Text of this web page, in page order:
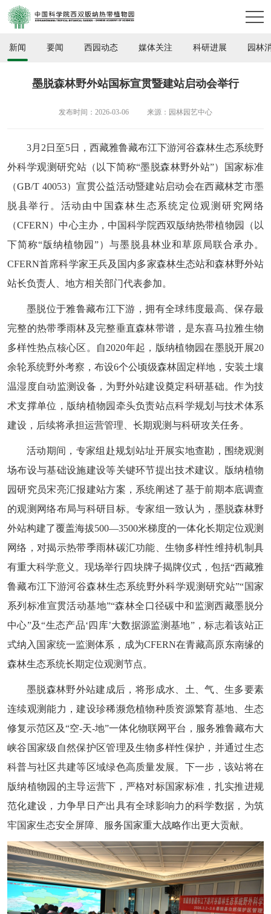
新闻 要闻 西园动态 媒体关注 科研进展 园林
墨脱森林野外站国标宣贯暨建站启动会举行
发布时间：2026-03-06 来源：园林园艺中心
3月2日至5日，西藏雅鲁藏布江下游河谷森林生态系统野
外科学观测研究站（以下简称“墨脱森林野外站”）国家标准
（GB/T 40053）宣贯公益活动暨建站启动会在西藏林芝市墨
脱县举行。活动由中国森林生态系统定位观测研究网络
（CFERN）中心主办，中国科学院西双版纳热带植物园（以
下简称“版纳植物园”）与墨脱县林业和草原局联合承办。
CFERN首席科学家王兵及国内多家森林生态站和森林野外站
站长负责人、地方相关部门代表参加。
墨脱位于雅鲁藏布江下游，拥有全球纬度最高、保存最
完整的热带季雨林及完整垂直森林带谱，是东喜马拉雅生物
多样性热点核心区。自2020年起，版纳植物园在墨脱开展20
余轮系统野外考察，布设6个公顷级森林固定样地，安装土壤
温湿度自动监测设备，为野外站建设奠定科研基础。作为技
术支撑单位，版纳植物园牵头负责站点科学规划与技术体系
建设，后续将承担运营管理、长期观测与科研攻关任务。
活动期间，专家组赴规划站址开展实地查勘，围绕观测
场布设与基础设施建设等关键环节提出技术建议。版纳植物
园研究员宋亮汇报建站方案，系统阐述了基于前期本底调查
的观测网络布局与科研目标。专家组一致认为，墨脱森林野
外站构建了覆盖海拔500—3500米梯度的一体化长期定位观测
网络，对揭示热带季雨林碳汇功能、生物多样性维持机制具
有重大科学意义。现场举行四块牌子揭牌仪式，包括“西藏雅
鲁藏布江下游河谷森林生态系统野外科学观测研究站”“国家
系列标准宣贯活动基地”“森林全口径碳中和监测西藏墨脱分
中心”及“生态产品‘四库’大数据源监测基地”，标志着该站正
式纳入国家统一监测体系，成为CFERN在青藏高原东南缘的
森林生态系统长期定位观测节点。
墨脱森林野外站建成后，将形成水、土、气、生多要素
连续观测能力，建设珍稀濒危植物种质资源繁育基地、生态
修复示范区及“空-天-地”一体化物联网平台，服务雅鲁藏布大
峡谷国家级自然保护区管理及生物多样性保护，并通过生态
科普与社区共建等区域绿色高质量发展。下一步，该站将在
版纳植物园的主导运营下，严格对标国家标准，扎实推进规
范化建设，力争早日产出具有全球影响力的科学数据，为筑
牢国家生态安全屏障、服务国家重大战略作出更大贡献。